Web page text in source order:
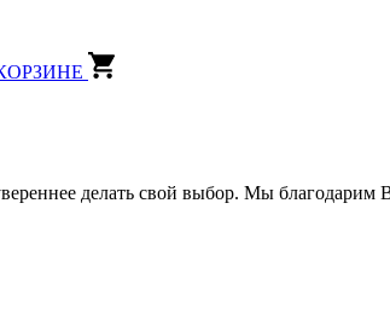
делать свой выбор. Мы благодарим